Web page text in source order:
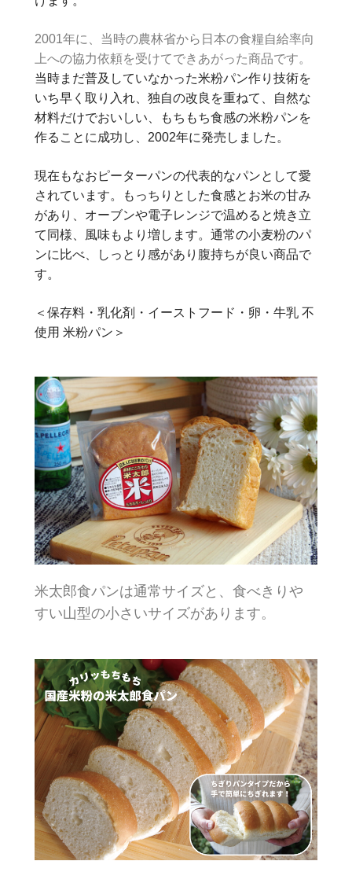
2001年に、当時の農林省から日本の食糧自給率向
上への協力依頼を受けてできあがった商品です。
当時まだ普及していなかった米粉パン作り技術を
いち早く取り入れ、独自の改良を重ねて、自然な
材料だけでおいしい、もちもち食感の米粉パンを
作ることに成功し、2002年に発売しました。
現在もなおピーターパンの代表的なパンとして愛
されています。もっちりとした食感とお米の甘み
があり、オーブンや電子レンジで温めると焼き立
て同様、風味もより増します。通常の小麦粉のパ
ンに比べ、しっとり感があり腹持ちが良い商品で
す。
＜保存料・乳化剤・イーストフード・卵・牛乳 不
使用 米粉パン＞
米太郎食パンは通常サイズと、食べきりや
すい山型の小さいサイズがあります。